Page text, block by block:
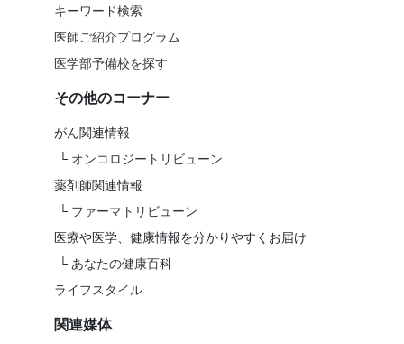
キーワード検索
医師ご紹介プログラム
医学部予備校を探す
その他のコーナー
がん関連情報
└ オンコロジートリビューン
薬剤師関連情報
└ ファーマトリビューン
医療や医学、健康情報を分かりやすくお届け
└ あなたの健康百科
ライフスタイル
関連媒体